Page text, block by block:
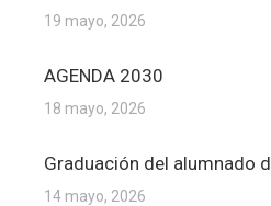
19 mayo, 2026
AGENDA 2030
18 mayo, 2026
Graduación del alumnado
14 mayo, 2026